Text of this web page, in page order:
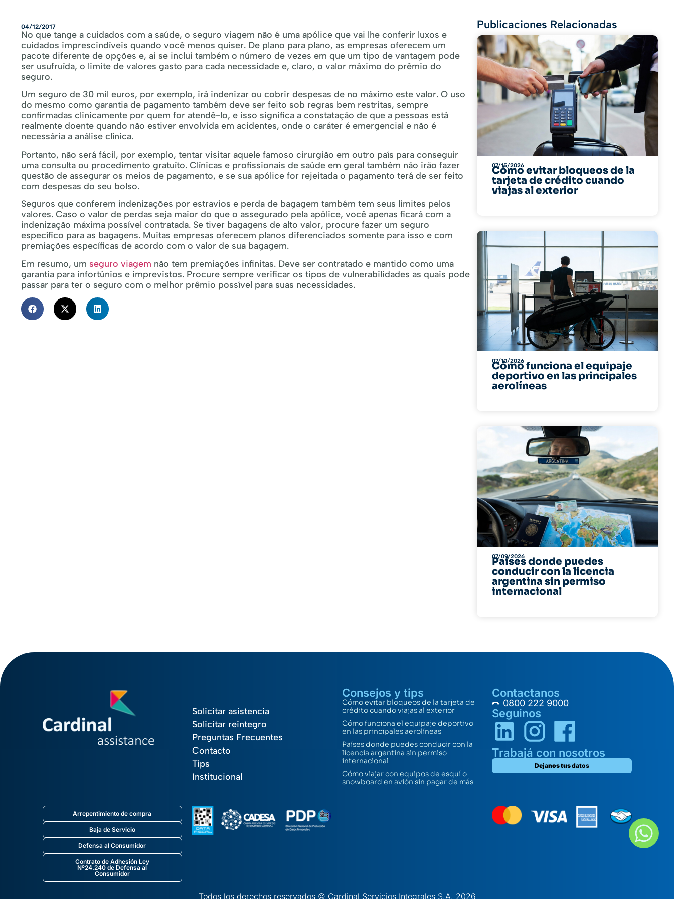
04/12/2017
No que tange a cuidados com a saúde, o seguro viagem não é uma apólice que vai lhe conferir luxos e
cuidados imprescindíveis quando você menos quiser. De plano para plano, as empresas oferecem um
pacote diferente de opções e, ai se inclui também o número de vezes em que um tipo de vantagem pode
ser usufruída, o limite de valores gasto para cada necessidade e, claro, o valor máximo do prêmio do
seguro.
Um seguro de 30 mil euros, por exemplo, irá indenizar ou cobrir despesas de no máximo este valor. O uso
do mesmo como garantia de pagamento também deve ser feito sob regras bem restritas, sempre
confirmadas clinicamente por quem for atendê-lo, e isso significa a constatação de que a pessoas está
realmente doente quando não estiver envolvida em acidentes, onde o caráter é emergencial e não é
necessária a análise clínica.
Portanto, não será fácil, por exemplo, tentar visitar aquele famoso cirurgião em outro país para conseguir
uma consulta ou procedimento gratuíto. Clínicas e profissionais de saúde em geral também não irão fazer
questão de assegurar os meios de pagamento, e se sua apólice for rejeitada o pagamento terá de ser feito
com despesas do seu bolso.
Seguros que conferem indenizações por estravios e perda de bagagem também tem seus limites pelos
valores. Caso o valor de perdas seja maior do que o assegurado pela apólice, você apenas ficará com a
indenização máxima possível contratada. Se tiver bagagens de alto valor, procure fazer um seguro
específico para as bagagens. Muitas empresas oferecem planos diferenciados somente para isso e com
premiações específicas de acordo com o valor de sua bagagem.
Em resumo, um seguro viagem não tem premiações infinitas. Deve ser contratado e mantido como uma
garantia para infortúnios e imprevistos. Procure sempre verificar os tipos de vulnerabilidades as quais pode
passar para ter o seguro com o melhor prêmio possível para suas necessidades.
Publicaciones Relacionadas
07/15/2026
Cómo evitar bloqueos de la
tarjeta de crédito cuando
viajas al exterior
07/10/2026
Cómo funciona el equipaje
deportivo en las principales
aerolíneas
07/09/2026
Países donde puedes
conducir con la licencia
argentina sin permiso
internacional
Solicitar asistencia
Solicitar reintegro
Preguntas Frecuentes
Contacto
Tips
Institucional
Consejos y tips
Cómo evitar bloqueos de la tarjeta de
crédito cuando viajas al exterior
Cómo funciona el equipaje deportivo
en las principales aerolíneas
Países donde puedes conducir con la
licencia argentina sin permiso
internacional
Cómo viajar con equipos de esquí o
snowboard en avión sin pagar de más
Contactanos
0800 222 9000
Seguinos
Trabajá con nosotros
Dejanos tus datos
Arrepentimiento de compra
Baja de Servicio
Defensa al Consumidor
Contrato de Adhesión Ley
Nº24.240 de Defensa al
Consumidor
Todos los derechos reservados © Cardinal Servicios Integrales S.A. 2026